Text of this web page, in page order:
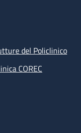
del Policlinico
COREC